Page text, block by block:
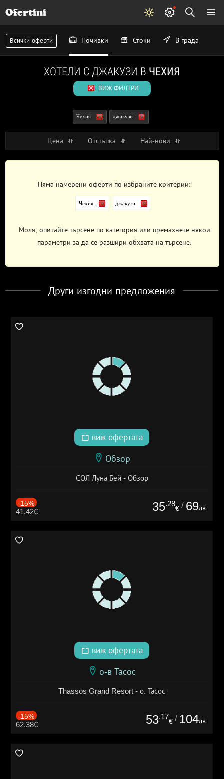
Ofertini
Всички оферти Почивки Стоки В града
ХОТЕЛИ С ДЖАКУЗИ В ЧЕХИЯ
ВИЖ ФИЛТРИ
Чехия джакузи
Цена Отстъпка Най-нови
Няма намерени оферти по избраните критерии:
Чехия джакузи
Моля, опитайте търсене по категория или премахнете някои
параметри за да се разшири обхвата на търсене.
Други изгодни предложения
виж офертата
Обзор
СОЛ Луна Бей - Обзор
-15%
41.42€ 35.28
€ / 69лв.
виж офертата
о-в Тасос
Thassos Grand Resort - о. Тасос
-15%
62.38€ 53.17
€ / 104лв.
-43%
те очакват още следващиятпонеделник
Запиши се сега!
остават2 дни 7 часа и 4 минути Не, благодаря